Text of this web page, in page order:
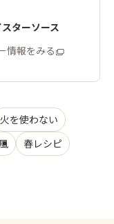
ターソース
情報をみる
火を使わない
春レシピ